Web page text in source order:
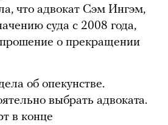
что адвокат Сэм Ингэм,
суда с 2008 года,
о прекращении
об опекунстве.
выбрать адвоката.
в конце